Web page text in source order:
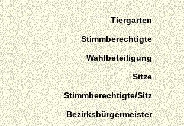
Tiergarten
Stimmberechtigte
Wahlbeteiligung
Sitze
Stimmberechtigte/Sitz
Bezirksbürgermeister